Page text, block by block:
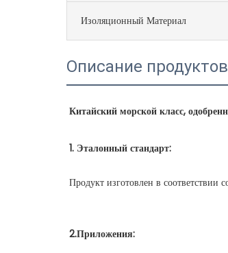
Изоляционный Материал
Описание продуктов